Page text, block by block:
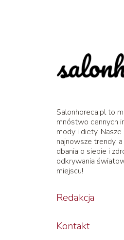
Salonhoreca.pl to
mnóstwo cennych
mody i diety.
najnowsze trendy,
dbania o siebie i
odkrywania
miejscu!
Redakcja
Kontakt